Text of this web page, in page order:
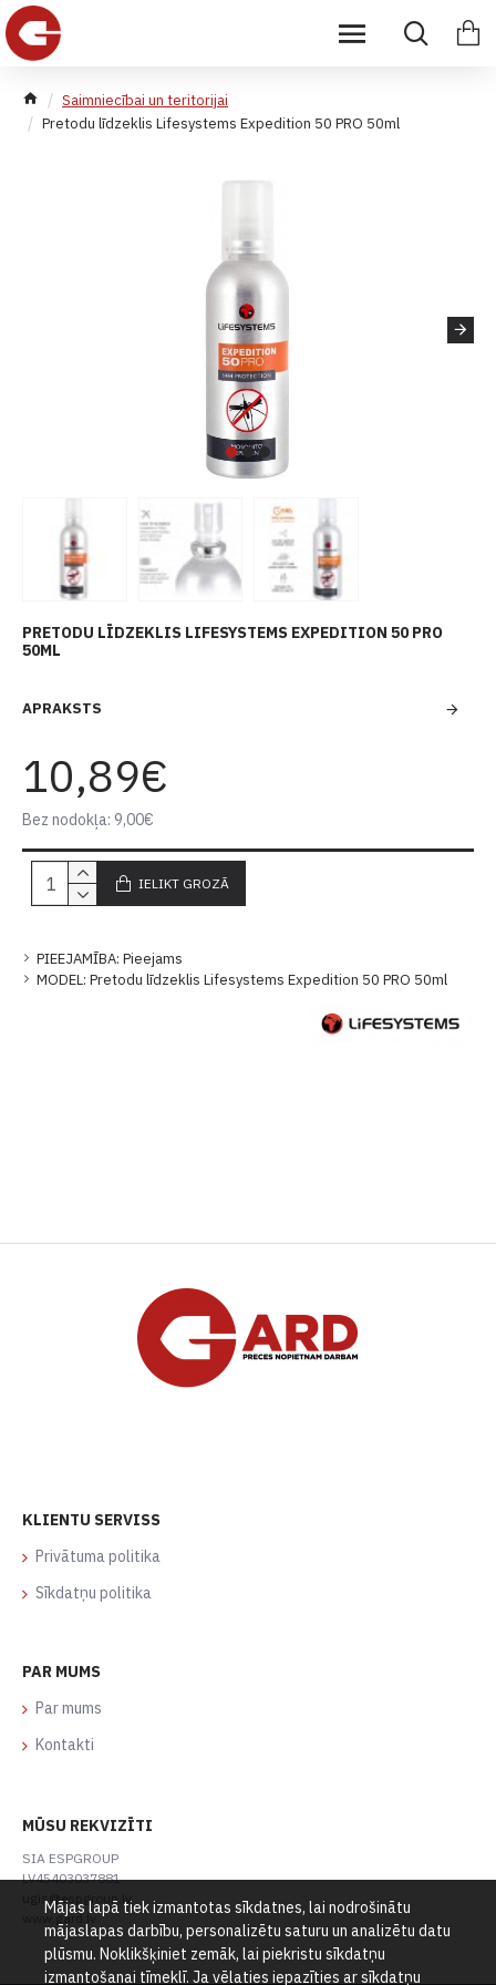
Saimniecībai un teritorijai
Pretodu līdzeklis Lifesystems Expedition 50 PRO 50ml
PRETODU LĪDZEKLIS LIFESYSTEMS EXPEDITION 50 PRO
50ML
APRAKSTS
PIEEJAMĪBA: Pieejams
MODEL: Pretodu līdzeklis Lifesystems Expedition 50 PRO 50ml
10,89€
Bez nodokļa: 9,00€
IELIKT GROZĀ
KLIENTU SERVISS
Privātuma politika
Sīkdatņu politika
PAR MUMS
Par mums
Kontakti
MŪSU REKVIZĪTI
SIA ESPGROUP
LV45403037881
ugis@espgroup.lv
www.gard.lv
Mājas lapā tiek izmantotas sīkdatnes, lai nodrošinātu
mājaslapas darbību, personalizētu saturu un analizētu datu
plūsmu. Noklikšķiniet zemāk, lai piekristu sīkdatņu
izmantošanai tīmeklī. Ja vēlaties iepazīties ar sīkdatņu